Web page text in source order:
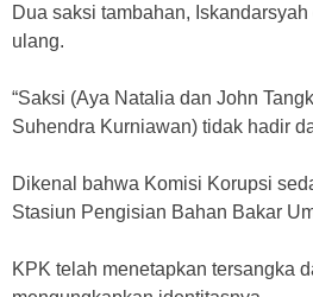
Dua saksi tambahan,
ulang.
“Saksi (Aya Natalia dan John
Suhendra Kurniawan) tidak hadir
Dikenal bahwa Komisi Korupsi
Stasiun Pengisian Bahan Bakar
KPK telah menetapkan tersangka